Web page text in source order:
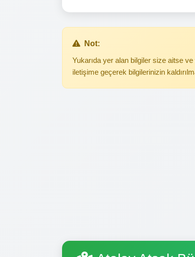
Not:
Yukarıda yer alan bilgiler size aitse
iletişime geçerek bilgilerinizin